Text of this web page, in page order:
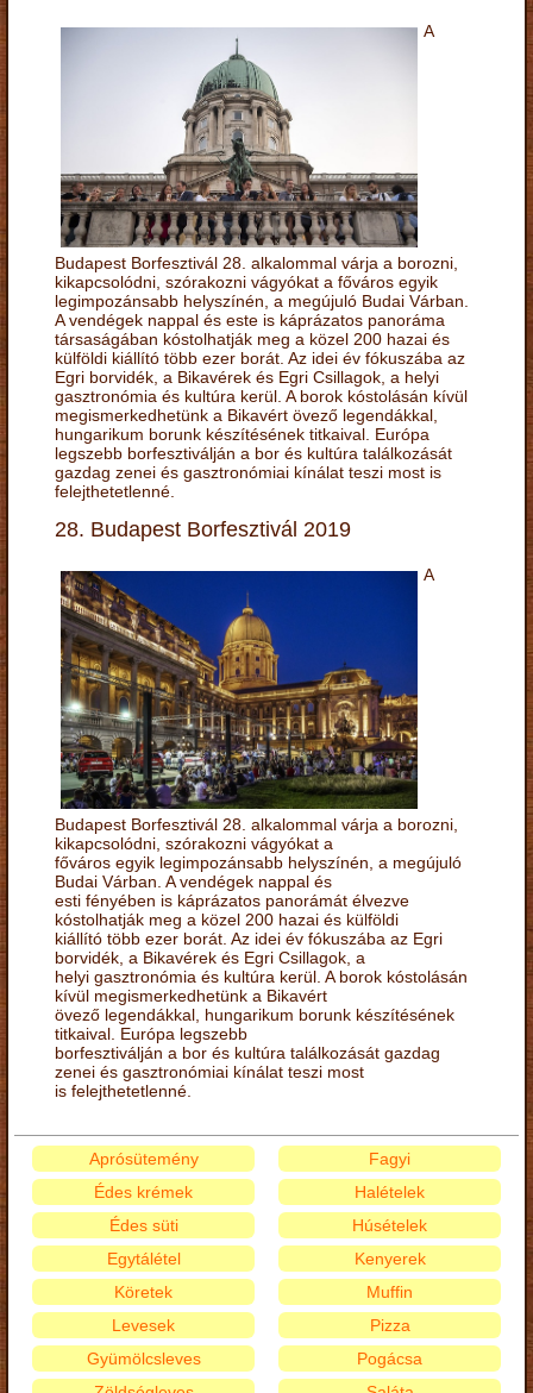
A
Budapest Borfesztivál 28. alkalommal várja a borozni,
kikapcsolódni, szórakozni vágyókat a főváros egyik
legimpozánsabb helyszínén, a megújuló Budai Várban.
A vendégek nappal és este is káprázatos panoráma
társaságában kóstolhatják meg a közel 200 hazai és
külföldi kiállító több ezer borát. Az idei év fókuszába az
Egri borvidék, a Bikavérek és Egri Csillagok, a helyi
gasztronómia és kultúra kerül. A borok kóstolásán kívül
megismerkedhetünk a Bikavért övező legendákkal,
hungarikum borunk készítésének titkaival. Európa
legszebb borfesztiválján a bor és kultúra találkozását
gazdag zenei és gasztronómiai kínálat teszi most is
felejthetetlenné.
28. Budapest Borfesztivál 2019
A
Budapest Borfesztivál 28. alkalommal várja a borozni,
kikapcsolódni, szórakozni vágyókat a
főváros egyik legimpozánsabb helyszínén, a megújuló
Budai Várban. A vendégek nappal és
esti fényében is káprázatos panorámát élvezve
kóstolhatják meg a közel 200 hazai és külföldi
kiállító több ezer borát. Az idei év fókuszába az Egri
borvidék, a Bikavérek és Egri Csillagok, a
helyi gasztronómia és kultúra kerül. A borok kóstolásán
kívül megismerkedhetünk a Bikavért
övező legendákkal, hungarikum borunk készítésének
titkaival. Európa legszebb
borfesztiválján a bor és kultúra találkozását gazdag
zenei és gasztronómiai kínálat teszi most
is felejthetetlenné.
Aprósütemény
Édes krémek
Édes süti
Egytálétel
Fagyi
Halételek
Húsételek
Kenyerek
Köretek
Levesek
Gyümölcsleves
Muffin
Pizza
Pogácsa